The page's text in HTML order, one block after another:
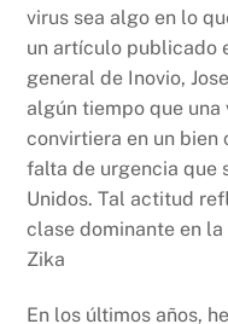
virus sea algo en lo
un artículo publicado
general de Inovio,
algún tiempo que
convirtiera en un
falta de urgencia que
Unidos. Tal actitud
clase dominante en
Zika
En los últimos años,